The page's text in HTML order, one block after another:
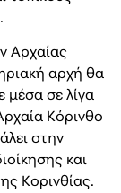
Αρχαίας
αρχή θα
μέσα σε λίγα
Κόρινθο
στην
και
Κορινθίας.